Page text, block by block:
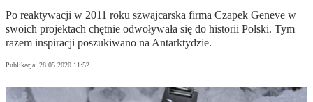
Po reaktywacji w 2011 roku szwajcarska firma Czapek Geneve w
swoich projektach chętnie odwoływała się do historii Polski. Tym
razem inspiracji poszukiwano na Antarktydzie.
Publikacja: 28.05.2020 11:52